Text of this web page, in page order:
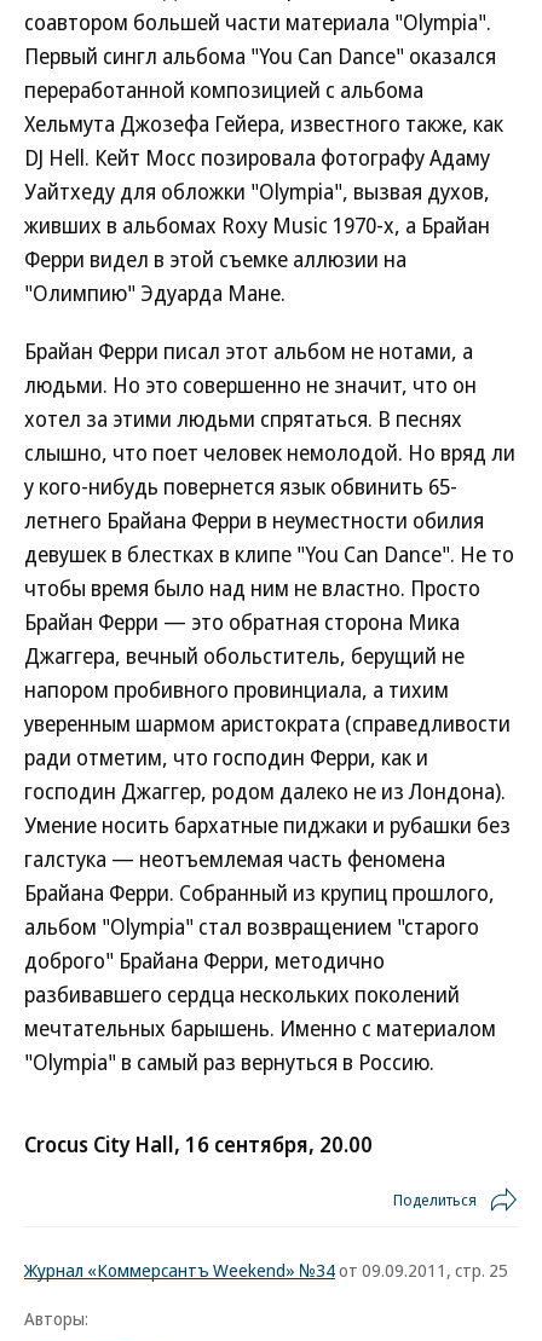
соавтором большей части материала "Olympia".
Первый сингл альбома "You Can Dance" оказался
переработанной композицией с альбома
Хельмута Джозефа Гейера, известного также, как
DJ Hell. Кейт Мосс позировала фотографу Адаму
Уайтхеду для обложки "Olympia", вызвая духов,
живших в альбомах Roxy Music 1970-х, а Брайан
Ферри видел в этой съемке аллюзии на
"Олимпию" Эдуарда Мане.
Брайан Ферри писал этот альбом не нотами, а
людьми. Но это совершенно не значит, что он
хотел за этими людьми спрятаться. В песнях
слышно, что поет человек немолодой. Но вряд ли
у кого-нибудь повернется язык обвинить 65-
летнего Брайана Ферри в неуместности обилия
девушек в блестках в клипе "You Can Dance". Не то
чтобы время было над ним не властно. Просто
Брайан Ферри — это обратная сторона Мика
Джаггера, вечный обольститель, берущий не
напором пробивного провинциала, а тихим
уверенным шармом аристократа (справедливости
ради отметим, что господин Ферри, как и
господин Джаггер, родом далеко не из Лондона).
Умение носить бархатные пиджаки и рубашки без
галстука — неотъемлемая часть феномена
Брайана Ферри. Собранный из крупиц прошлого,
альбом "Olympia" стал возвращением "старого
доброго" Брайана Ферри, методично
разбивавшего сердца нескольких поколений
мечтательных барышень. Именно с материалом
"Olympia" в самый раз вернуться в Россию.
Crocus City Hall, 16 сентября, 20.00
Поделиться
Журнал «Коммерсантъ Weekend» №34от 09.09.2011, стр. 25
Авторы: